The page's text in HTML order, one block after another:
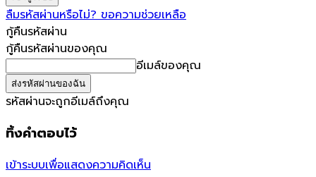
ลืมรหัสผ่านหรือไม่? ขอความช่วยเหลือ
กู้คืนรหัสผ่าน
กู้คืนรหัสผ่านของคุณ
อีเมล์ของคุณ
รหัสผ่านจะถูกอีเมล์ถึงคุณ
ทิ้งคำตอบไว้
เข้าระบบเพื่อแสดงความคิดเห็น